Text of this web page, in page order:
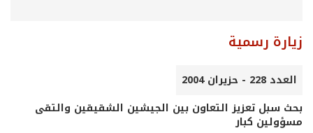
زيارة رسمية
العدد 228 - حزيران 2004
بحث سبل تعزيز التعاون بين الجيشين الشقيقين والتقى
مسؤولين كبار